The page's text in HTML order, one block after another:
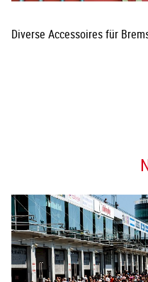
Diverse Accessoires für